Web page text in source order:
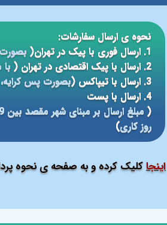
اینجاکلیک کرده و به صفحه ی نحوه
نحوه ی ارسال سفارشات:
1. ارسال فوری با پیک در تهران(
2. ارسال با پیک اقتصادی در تهران (
با مبلغ 89 هزار
3. ارسال با تیپاکس (
بصورت پس کرایه، تحویل
4. ارسال با پست
(
روز کاری)